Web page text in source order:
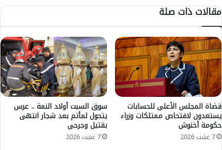
س
ة
س
ج
ن
ي
ة
“
ب
ا
ل
ق
و
ا
ل
ط
ق
س
ا
ل
ي
و
م
مقالات ذات صلة
قضاة المجلس الأعلى للحسابات
يستعدون لافتحاص ممتلكات وزراء
حكومة أخنوش
7 غشت 2026
سوق السبت أولاد النمة .. عرس
يتحول لمأتم بعد شجار انتهى
بقتيل وجرحى
7 غشت 2026